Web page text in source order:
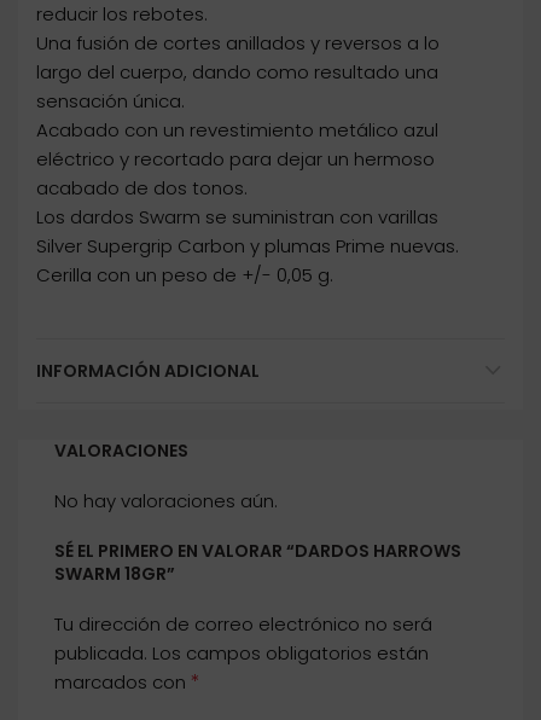
reducir los rebotes.
Una fusión de cortes anillados y reversos a lo
largo del cuerpo, dando como resultado una
sensación única.
Acabado con un revestimiento metálico azul
eléctrico y recortado para dejar un hermoso
acabado de dos tonos.
Los dardos Swarm se suministran con varillas
Silver Supergrip Carbon y plumas Prime nuevas.
Cerilla con un peso de +/- 0,05 g.
INFORMACIÓN ADICIONAL
VALORACIONES
No hay valoraciones aún.
SÉ EL PRIMERO EN VALORAR “DARDOS HARROWS
SWARM 18GR”
Tu dirección de correo electrónico no será
publicada. Los campos obligatorios están
marcados con *